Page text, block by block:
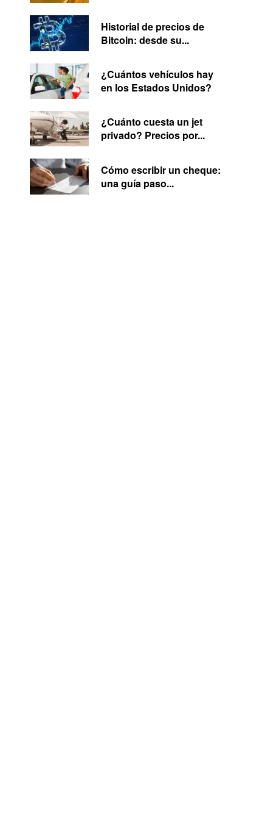
Historial de precios de
Bitcoin: desde su...
¿Cuántos vehículos hay
en los Estados Unidos?
¿Cuánto cuesta un jet
privado? Precios por...
Cómo escribir un cheque:
una guía paso...